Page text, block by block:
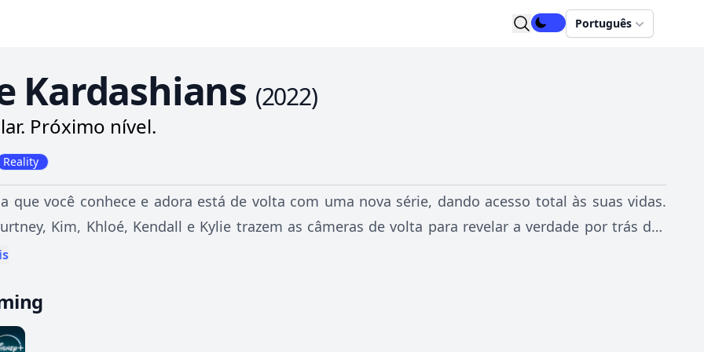
Português
Kardashians (2022)
Próximo nível.
Reality
que você conhece e adora está de volta com uma nova série, dando acesso total às suas vidas.
Kim, Khloé, Kendall e Kylie trazem as câmeras de volta para revelar a verdade por trás das